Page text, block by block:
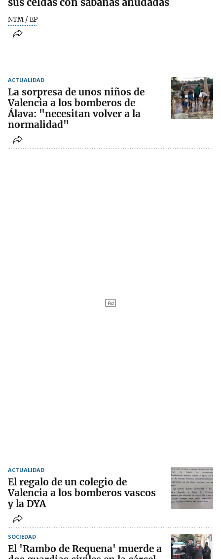
NTM / EP
ACTUALIDAD
La sorpresa de unos niños de
Valencia a los bomberos de
Álava: "necesitan volver a la
normalidad"
ACTUALIDAD
El regalo de un colegio de
Valencia a los bomberos vascos
y la DYA
SOCIEDAD
El 'Rambo de Requena' muerde a